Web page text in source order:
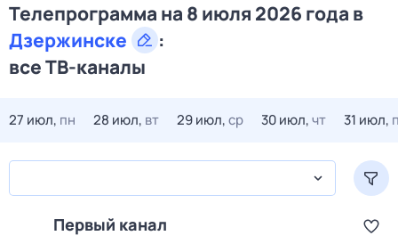
Телепрограмма на 8 июля 2026 года в
Дзержинске
:
все ТВ-каналы
27 июл, пн 28 июл, вт 29 июл,ср 30 июл,чт 31 июл,
Первый канал